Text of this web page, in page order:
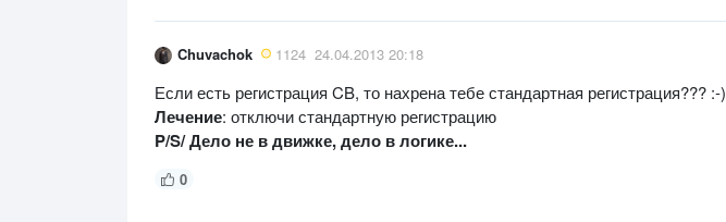
Chuvachok 1124 24.04.2013 20:18
Если есть регистрация CB, то нахрена тебе стандартная регистрация??? :-)
Лечение: отключи стандартную регистрацию
P/S/ Дело не в движке, дело в логике...
0